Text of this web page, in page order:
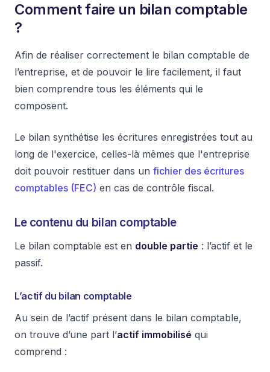
Comment faire un bilan comptable
?
Afin de réaliser correctement le bilan comptable de
l’entreprise, et de pouvoir le lire facilement, il faut
bien comprendre tous les éléments qui le
composent.
Le bilan synthétise les écritures enregistrées tout au
long de l'exercice, celles-là mêmes que l'entreprise
doit pouvoir restituer dans un fichier des écritures
comptables (FEC) en cas de contrôle fiscal.
Le contenu du bilan comptable
Le bilan comptable est en double partie : l’actif et le
passif.
L’actif du bilan comptable
Au sein de l’actif présent dans le bilan comptable,
on trouve d’une part l’actif immobilisé qui
comprend :